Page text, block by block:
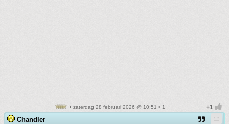
• zaterdag 28 februari 2026 @ 10:51 • 1
Chandler